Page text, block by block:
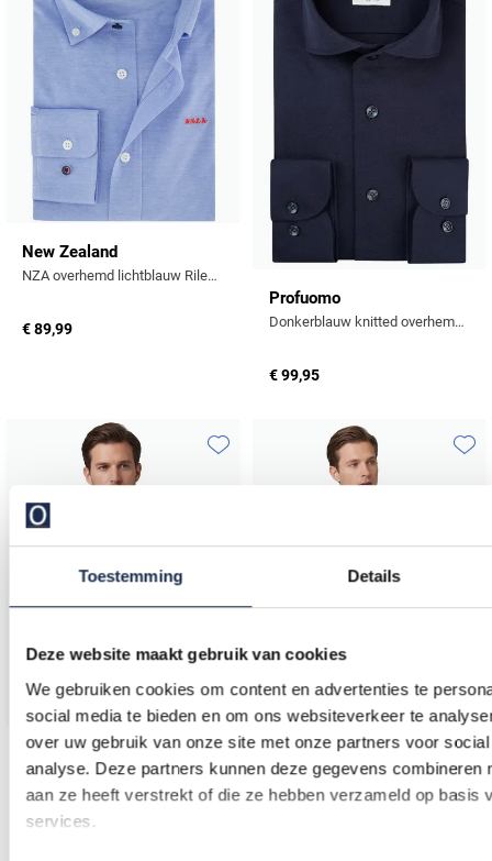
Toestemming Details
Deze website maakt gebruik van cookies
We gebruiken cookies om content en advertenties te
social media te bieden en om ons websiteverkeer te
over uw gebruik van onze site met onze partners voor
analyse. Deze partners kunnen deze gegevens combineren
aan ze heeft verstrekt of die ze hebben verzameld op basis
services.
New Zealand
NZA overhemd lichtblauw Riley knitted button-down collar
€ 89,99
Profuomo
Donkerblauw knitted overhemd slim fit
€ 99,95
Profuomo
Wit overhemd Japanese knitted
€ 129,95
Toevoegen aan favorieten
John Miller
tailored fit knitted overhemd zwart